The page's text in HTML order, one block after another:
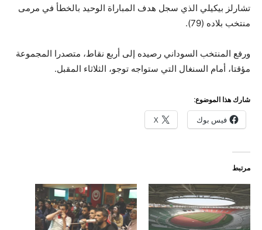
تشارلز بيكيلي الذي سجل هدف المباراة الوحيد بالخطأ في مرمى
منتخب بلاده (79).
ورفع المنتخب السوداني رصيده إلى أربع نقاط، متصدرا المجموعة
مؤقتا، أمام السنغال التي ستواجه توجو، الثلاثاء المقبل.
شارك هذا الموضوع:
فيس بوك X
مرتبط